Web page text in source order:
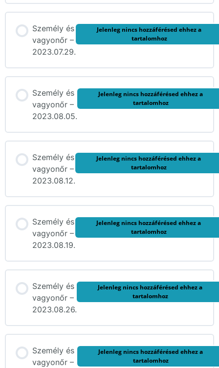
Személy és
vagyonőr –
2023.07.29.
Jelenleg nincs hozzáférésed ehhez a
tartalomhoz
Személy és
vagyonőr –
2023.08.05.
Jelenleg nincs hozzáférésed ehhez a
tartalomhoz
Személy és
vagyonőr –
2023.08.12.
Jelenleg nincs hozzáférésed ehhez a
tartalomhoz
Személy és
vagyonőr –
2023.08.19.
Jelenleg nincs hozzáférésed ehhez a
tartalomhoz
Személy és
vagyonőr –
2023.08.26.
Jelenleg nincs hozzáférésed ehhez a
tartalomhoz
Személy és
vagyonőr –
Jelenleg nincs hozzáférésed ehhez a
tartalomhoz